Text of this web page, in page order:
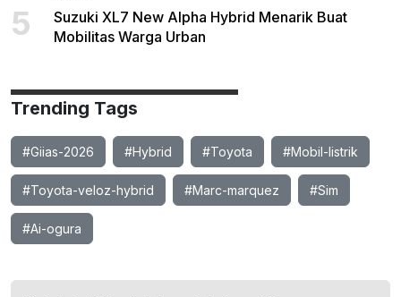
5
Suzuki XL7 New Alpha Hybrid Menarik Buat
Mobilitas Warga Urban
Trending Tags
#Giias-2026 #Hybrid #Toyota #Mobil-listrik
#Toyota-veloz-hybrid #Marc-marquez #Sim
#Ai-ogura